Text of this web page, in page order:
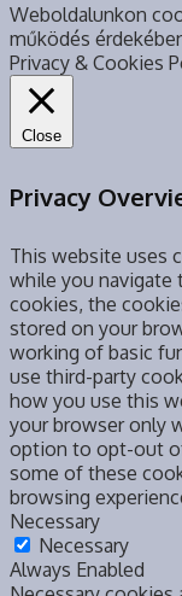
Weboldalunkon
működés
Privacy & Cookies
Close
Privacy
This website uses
while you
cookies, the
stored on your
working of basic
use third-party
how you use this
your browser only
option to opt-out
some of these
browsing
Necessary
Necessary
Always Enabled